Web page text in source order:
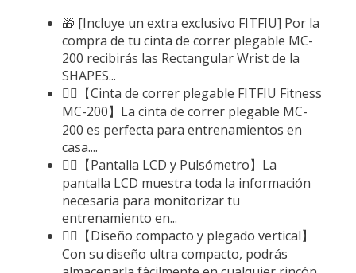
🎁 [Incluye un extra exclusivo FITFIU] Por la
compra de tu cinta de correr plegable MC-
200 recibirás las Rectangular Wrist de la
SHAPES...
🏃‍♂️【Cinta de correr plegable FITFIU Fitness
MC-200】La cinta de correr plegable MC-
200 es perfecta para entrenamientos en
casa....
🏃‍♂️【Pantalla LCD y Pulsómetro】La
pantalla LCD muestra toda la información
necesaria para monitorizar tu
entrenamiento en...
🏃‍♂️【Diseño compacto y plegado vertical】
Con su diseño ultra compacto, podrás